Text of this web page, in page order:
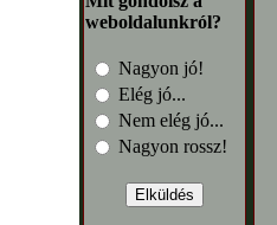
weboldalunkról?
Nagyon jó!
Elég jó...
Nem elég jó...
Nagyon rossz!